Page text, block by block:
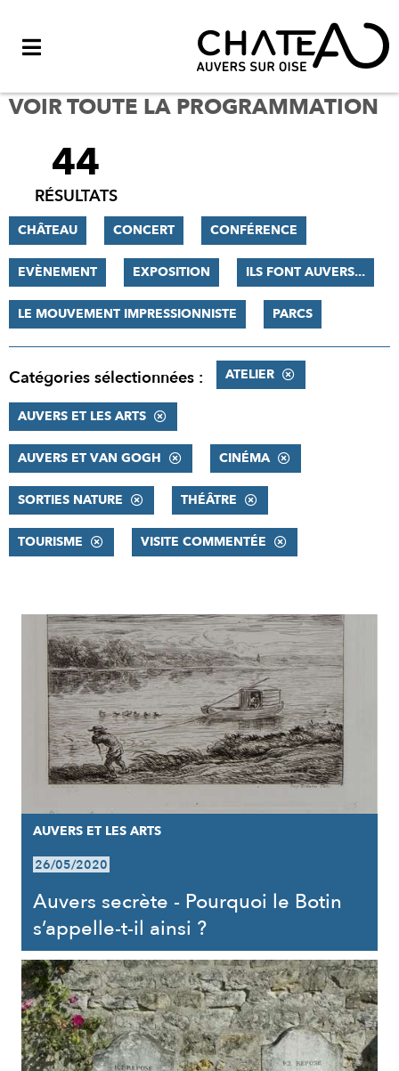
VOIR TOUTE LA PROGRAMMATION
FILTRER
RÉSULTATS
44
RÉSULTATS
CHÂTEAU CONCERT CONFÉRENCE
EVÈNEMENT EXPOSITION ILS FONT AUVERS...
LE MOUVEMENT IMPRESSIONNISTE PARCS
Catégories sélectionnées : ATELIER
AUVERS ET LES ARTS
AUVERS ET VAN GOGH CINÉMA
SORTIES NATURE THÉÂTRE
TOURISME VISITE COMMENTÉE
RÉSULTATS
AUVERS ET LES ARTS
26/05/2020
Auvers secrète - Pourquoi le Botin
s’appelle-t-il ainsi ?